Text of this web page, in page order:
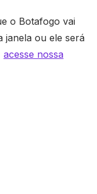
o Botafogo vai
janela ou ele será
acesse nossa